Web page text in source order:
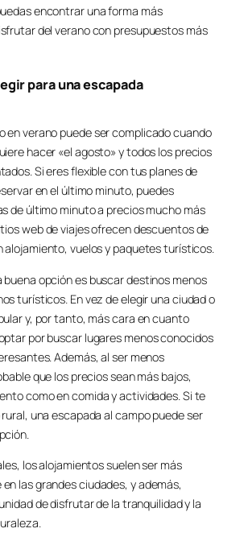
encontrar una forma más
del verano con presupuestos más
para una escapada
en verano puede ser complicado cuando
hacer «el agosto» y todos los precios
Si eres flexible con tus planes de
en el último minuto, puedes
de último minuto a precios mucho más
web de viajes ofrecen descuentos de
alojamiento, vuelos y paquetes turísticos.
buena opción es buscar destinos menos
turísticos. En vez de elegir una ciudad o
y, por tanto, más cara en cuanto
por buscar lugares menos conocidos
Además, al ser menos
que los precios sean más bajos,
como en comida y actividades. Si te
una escapada al campo puede ser
los alojamientos suelen ser más
las grandes ciudades, y además,
de disfrutar de la tranquilidad y la